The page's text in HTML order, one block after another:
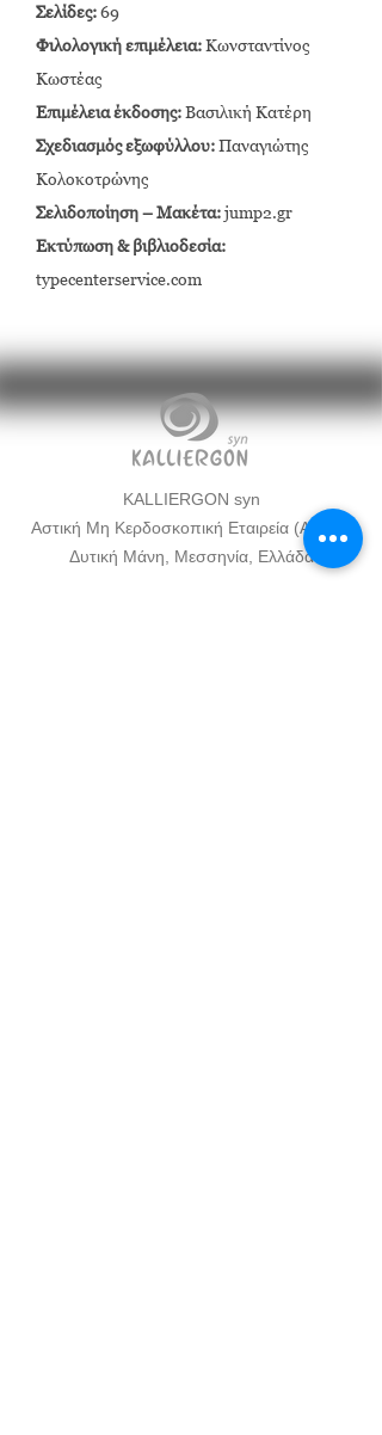
Σελίδες:69
Φιλολογική επιμέλεια:Κωνσταντίνος
Κωστέας
Επιμέλεια έκδοσης:Βασιλική Κατέρη
Σχεδιασμός εξωφύλλου:Παναγιώτης
Κολοκοτρώνης
Σελιδοποίηση – Μακέτα:jump2.gr
Εκτύπωση & βιβλιοδεσία:
typecenterservice.com
KALLIERGON syn
Αστική Μη Κερδοσκοπική Εταιρεία (ΑΜΚΕ)
Δυτική Μάνη, Μεσσηνία, Ελλάδα